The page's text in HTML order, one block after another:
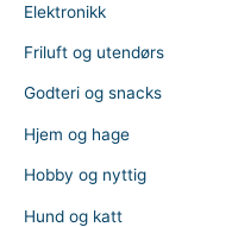
Elektronikk
Friluft og utendørs
Godteri og snacks
Hjem og hage
Hobby og nyttig
Hund og katt